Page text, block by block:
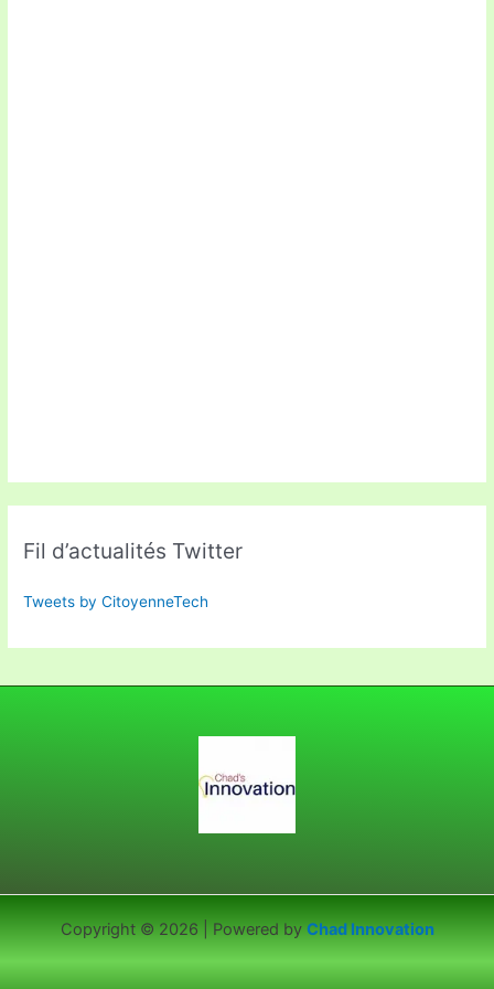
Fil d’actualités Twitter
Tweets by CitoyenneTech
Copyright © 2026 | Powered by Chad Innovation